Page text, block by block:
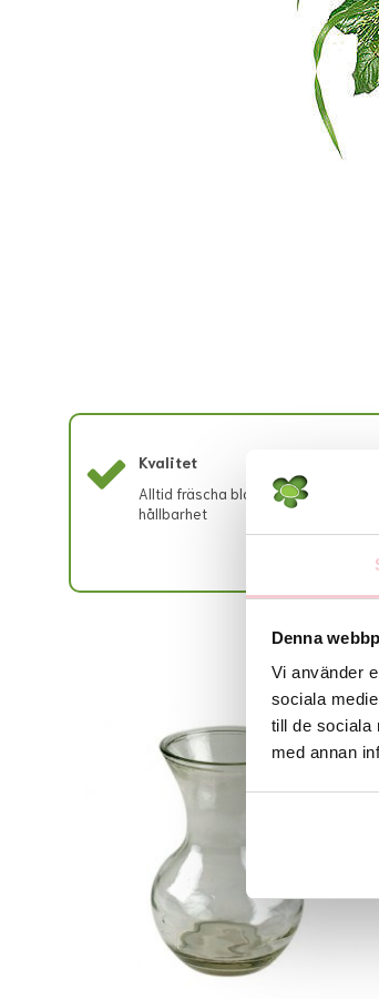
Denna
Vi använder
sociala
till de sociala
med annan
Kvalitet
Alltid fräscha blommor med lång
hållbarhet